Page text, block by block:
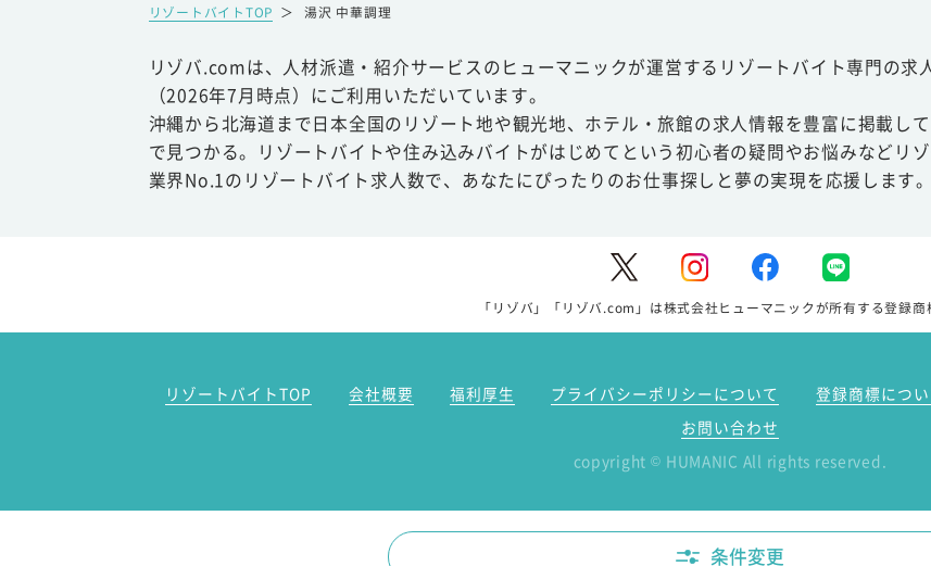
リゾートバイトTOP ＞ 湯沢 中華調理
リゾバ.comは、人材派遣・紹介サービスのヒューマニックが運営するリゾートバイト専門の求
（2026年7月時点）にご利用いただいています。
沖縄から北海道まで日本全国のリゾート地や観光地、ホテル・旅館の求人情報を豊富に掲載し
で見つかる。リゾートバイトや住み込みバイトがはじめてという初心者の疑問やお悩みなどリ
業界No.1のリゾートバイト求人数で、あなたにぴったりのお仕事探しと夢の実現を応援します。
「リゾバ」「リゾバ.com」は株式会社ヒューマニックが所有する登録商
リゾートバイトTOP 会社概要 福利厚生 プライバシーポリシーについて 登録商標につい
お問い合わせ
copyright © HUMANIC All rights reserved.
条件変更